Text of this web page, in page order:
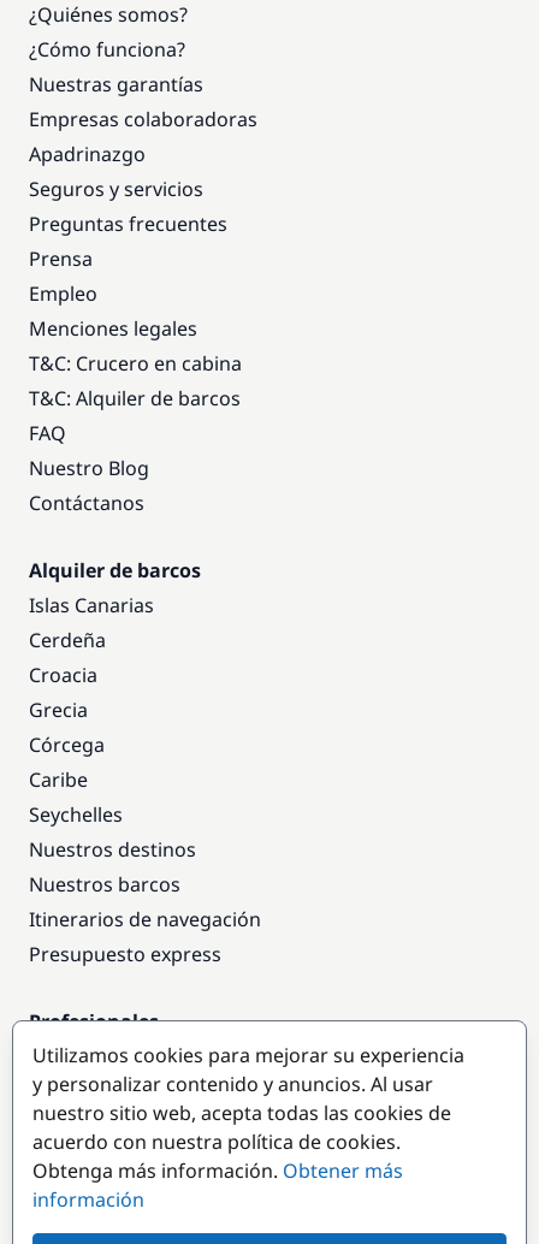
¿Quiénes somos?
¿Cómo funciona?
Nuestras garantías
Empresas colaboradoras
Apadrinazgo
Seguros y servicios
Preguntas frecuentes
Prensa
Empleo
Menciones legales
T&C: Crucero en cabina
T&C: Alquiler de barcos
FAQ
Nuestro Blog
Contáctanos
Alquiler de barcos
Islas Canarias
Cerdeña
Croacia
Grecia
Córcega
Caribe
Seychelles
Nuestros destinos
Nuestros barcos
Itinerarios de navegación
Presupuesto express
Profesionales
Acceso empresas
Colaborar como empresa
Destinos populares
Utilizamos cookies para mejorar su experiencia
y personalizar contenido y anuncios. Al usar
nuestro sitio web, acepta todas las cookies de
acuerdo con nuestra política de cookies.
Obtenga más información. Obtener más
información